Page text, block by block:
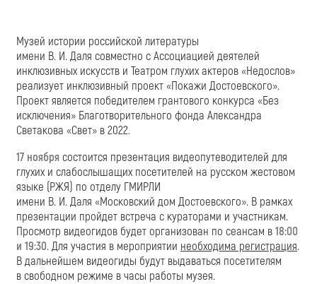
Музей истории российской литературы
имени В. И. Даля совместно с Ассоциацией деятелей
инклюзивных искусств и Театром глухих актеров «Недослов»
реализует инклюзивный проект «Покажи Достоевского».
Проект является победителем грантового конкурса «Без
исключения» Благотворительного фонда Александра
Светакова «Свет» в 2022.
17 ноября состоится презентация видеопутеводителей для
глухих и слабослышащих посетителей на русском жестовом
языке (РЖЯ) по отделу ГМИРЛИ
имени В. И. Даля «Московский дом Достоевского». В рамках
презентации пройдет встреча с кураторами и участникам.
Просмотр видеогидов будет организован по сеансам в18:00
и 19:30. Для участия в мероприятии необходима регистрация.
В дальнейшем видеогиды будут выдаваться посетителям
в свободном режиме в часы работы музея.